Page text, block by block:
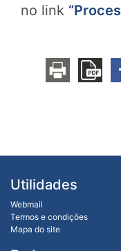
no link
Utilidades
Webmail
Termos e condições
Mapa do site